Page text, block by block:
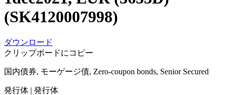
(SK4120007998)
ダウンロード
クリップボードにコピー
国内債券, モーゲージ債, Zero-coupon bonds, Senior Secured
発行体 | 発行体